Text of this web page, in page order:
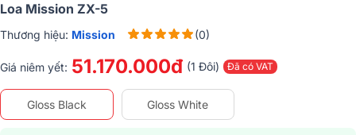
Loa Mission ZX-5
Thương hiệu: Mission (0)
Giá niêm yết: 51.170.000đ (1 Đôi) Đã có VAT
Gloss Black Gloss White